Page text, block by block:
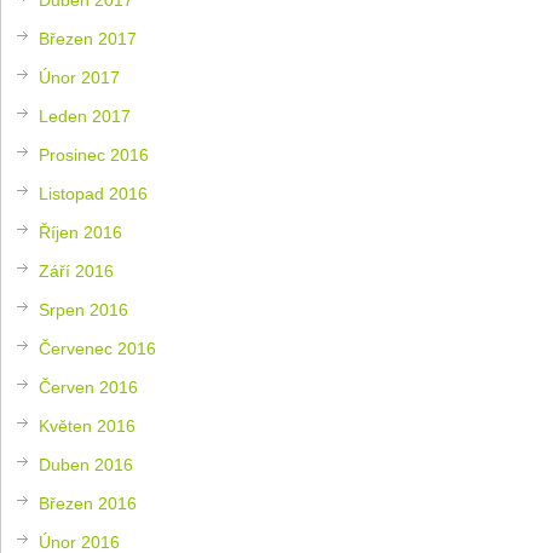
Březen 2017
Únor 2017
Leden 2017
Prosinec 2016
Listopad 2016
Říjen 2016
Září 2016
Srpen 2016
Červenec 2016
Červen 2016
Květen 2016
Duben 2016
Březen 2016
Únor 2016